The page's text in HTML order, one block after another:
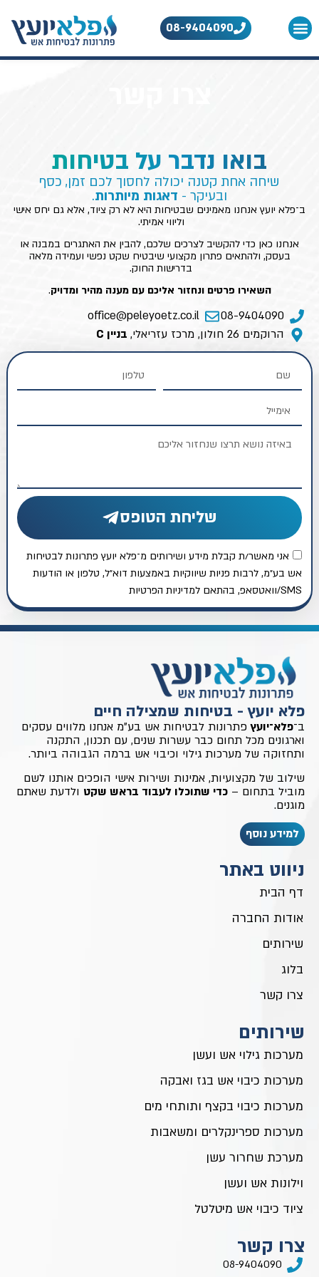
08-9404090
בואו נדבר על בטיחות
שיחה אחת קטנה יכולה לחסוך לכם זמן, כסף
ובעיקר - דאגות מיותרות.
ב־פלא יועץ אנחנו מאמינים שבטיחות היא לא רק ציוד, אלא גם יחס אישי
וליווי אמיתי.
אנחנו כאן כדי להקשיב לצרכים שלכם, להבין את האתגרים במבנה או
בעסק, ולהתאים פתרון מקצועי שיבטיח שקט נפשי ועמידה מלאה
בדרישות החוק.
השאירו פרטים ונחזור אליכם עם מענה מהיר ומדויק.
08-9404090
office@peleyoetz.co.il
הרוקמים 26 חולון, מרכז עזריאלי,
בניין C
אני מאשר/ת קבלת מידע ושירותים מ־פלא יועץ פתרונות לבטיחות
אש בע״מ, לרבות פניות שיווקיות באמצעות דוא״ל, טלפון או הודעות
SMS/וואטסאפ, בהתאם למדיניות הפרטיות
שליחת הטופס
פלא יועץ - בטיחות שמצילה חיים
ב־פלא־יועץפתרונות לבטיחות אש בע״מ אנחנו מלווים עסקים
וארגונים מכל תחום כבר עשרות שנים, עם תכנון, התקנה
ותחזוקה של מערכות גילוי וכיבוי אש ברמה הגבוהה ביותר.
שילוב של מקצועיות, אמינות ושירות אישי הופכים אותנו לשם
מוביל בתחום – כדי שתוכלו לעבוד בראש שקט ולדעת שאתם
מוגנים.
למידע נוסף
ניווט באתר
דף הבית
אודות החברה
שירותים
בלוג
צרו קשר
שירותים
מערכות גילוי אש ועשן
מערכות כיבוי אש בגז ואבקה
מערכות כיבוי בקצף ותותחי מים
מערכות ספרינקלרים ומשאבות
מערכת שחרור עשן
וילונות אש ועשן
ציוד כיבוי אש מיטלטל
צרו קשר
08-9404090